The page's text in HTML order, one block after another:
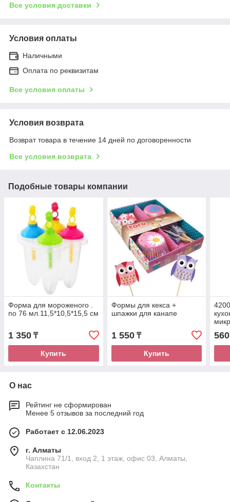
Все условия доставки
Условия оплаты
Наличными
Оплата по реквизитам
Все условия оплаты
Условия возврата
Возврат товара в течение 14 дней по договоренности
Все условия возврата
Подобные товары компании
Форма для мороженого .
по 76 мл.11,5*10,5*15,5 см
1 350 ₸
Купить
Формы для кекса +
шпажки для канапе
1 550₸
Купить
560
О нас
Рейтинг не сформирован
Менее 5 отзывов за последний год
Работает с 12.06.2023
г. Алматы
Чаплина 71/1, вход 2, 1 этаж, офис 03, Алматы,
Казахстан
Контакты